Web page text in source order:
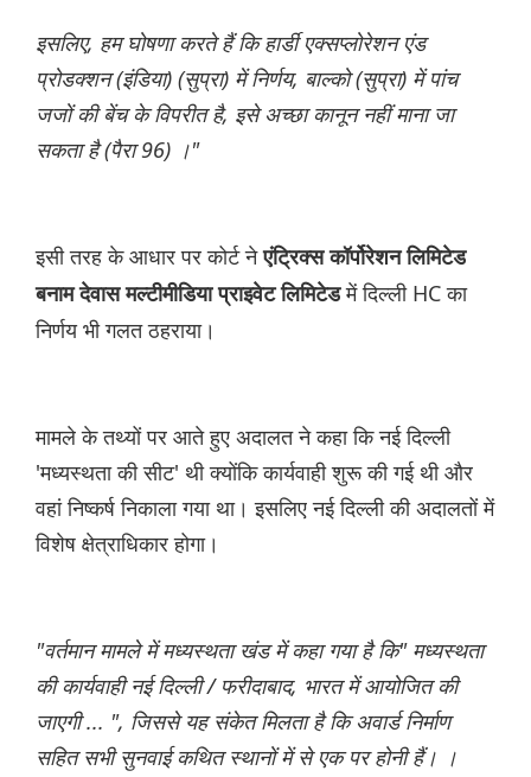
इसलिए, हम घोषणा करते हैं कि हार्डी एक्सप्लोरेशन एंड
प्रोडक्शन (इंडिया) (सुप्रा) में निर्णय, बाल्को (सुप्रा) में पांच
जजों की बेंच के विपरीत है, इसे अच्छा कानून नहीं माना जा
सकता है (पैरा 96) ।"
इसी तरह के आधार पर कोर्ट नेएंट्रिक्स कॉर्पोरेशन लिमिटेड
बनाम देवास मल्टीमीडिया प्राइवेट लिमिटेडमें दिल्ली HC का
निर्णय भी गलत ठहराया।
मामले के तथ्यों पर आते हुए अदालत ने कहा कि नई दिल्ली
'मध्यस्थता की सीट' थी क्योंकि कार्यवाही शुरू की गई थी और
वहां निष्कर्ष निकाला गया था। इसलिए नई दिल्ली की अदालतों में
विशेष क्षेत्राधिकार होगा।
"वर्तमान मामले में मध्यस्थता खंड में कहा गया है कि" मध्यस्थता
की कार्यवाही नई दिल्ली / फरीदाबाद, भारत में आयोजित की
जाएगी ... ", जिससे यह संकेत मिलता है कि अवार्ड निर्माण
सहित सभी सुनवाई कथित स्थानों में से एक पर होनी हैं। ।